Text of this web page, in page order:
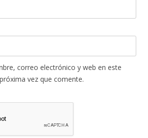
correo electrónico y web en este
vez que comente.